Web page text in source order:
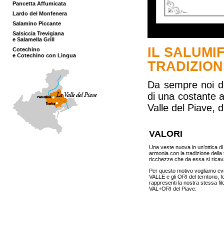
Pancetta Affumicata
Lardo del Monfenera
Salamino Piccante
Salsiccia Trevigiana
e Salamella Grill
Cotechino
e Cotechino con Lingua
IL
Da sempre noi
di una costante
Valle del Piave,
VALORI
Una veste nuova in un’ottica
armonia con la tradizione
ricchezze che da essa si
Per questo motivo vogliamo
VALLE e gli ORI del territorio,
rappresenti la nostra stessa
VAL+ORI del Piave.